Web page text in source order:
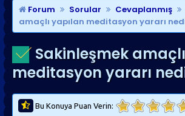
KISAYOLLAR
Forum Sorular Cevaplanmış
amaçlı yapılan meditasyon yararı
Sakinleşmek
meditasyon yararı
Bu Konuya Puan Verin: